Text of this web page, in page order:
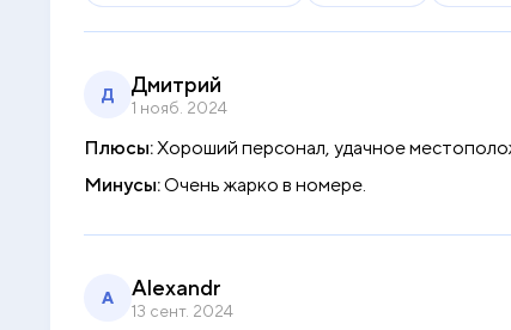
Д Дмитрий
1 нояб. 2024
Плюсы:Хороший персонал, удачное
Минусы:Очень жарко в номере.
A Alexandr
13 сент. 2024